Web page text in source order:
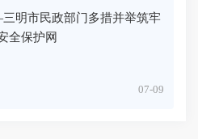
全保护网
07-09